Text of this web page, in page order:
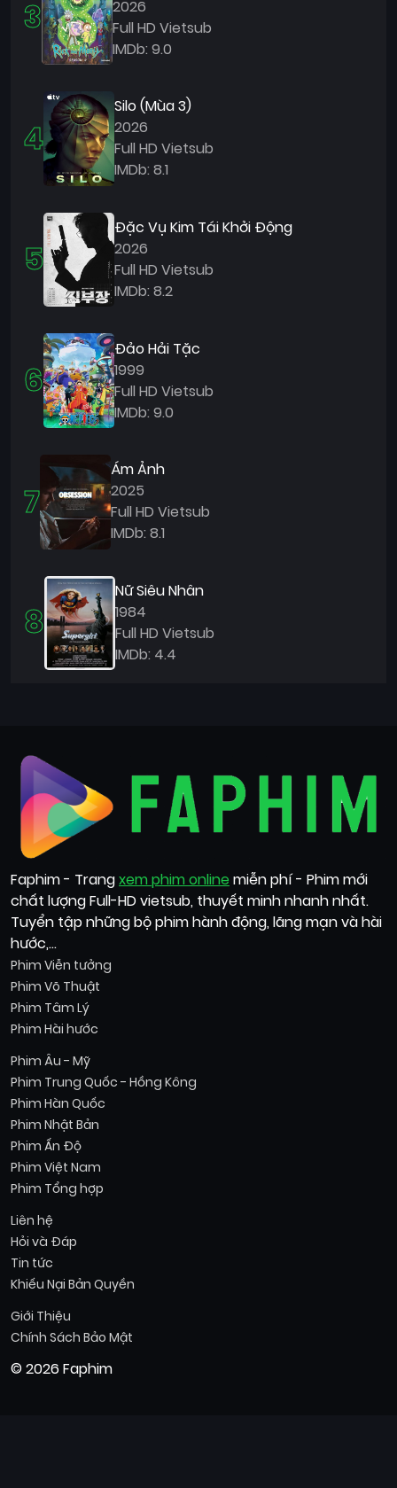
3
2026
Full HD Vietsub
IMDb: 9.0
4
Silo (Mùa 3)
2026
Full HD Vietsub
IMDb: 8.1
5
Đặc Vụ Kim Tái Khởi Động
2026
Full HD Vietsub
IMDb: 8.2
6
Đảo Hải Tặc
1999
Full HD Vietsub
IMDb: 9.0
7
Ám Ảnh
2025
Full HD Vietsub
IMDb: 8.1
8
Nữ Siêu Nhân
1984
Full HD Vietsub
IMDb: 4.4
Faphim - Trangxem phim online miễn phí - Phim mới
chất lượng Full-HD vietsub, thuyết minh nhanh nhất.
Tuyển tập những bộ phim hành động, lãng mạn và hài
hước,...
Phim Viễn tưởng
Phim Võ Thuật
Phim Tâm Lý
Phim Hài hước
Phim Âu - Mỹ
Phim Trung Quốc - Hồng Kông
Phim Hàn Quốc
Phim Nhật Bản
Phim Ấn Độ
Phim Việt Nam
Phim Tổng hợp
Liên hệ
Hỏi và Đáp
Tin tức
Khiếu Nại Bản Quyền
Giới Thiệu
Chính Sách Bảo Mật
© 2026 Faphim